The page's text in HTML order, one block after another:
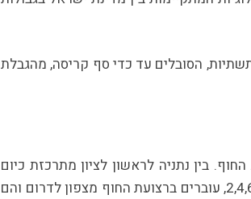
הסובלים עד כדי סף קריסה, מהגבלת
בין נתניה לראשון לציון מתרכזת כיום
כ-60% מהאוכלוסייה היהודית בארץ. שלושה כבישי אורך: 2,4,6, עוברים ברצועת החוף מצפון לדרום והם